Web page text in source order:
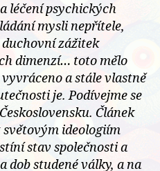
léčení psychických
mysli nepřítele,
zážitek
dimenzí… toto mělo
a stále vlastně
je. Podívejme se
Článek
světovým ideologiím
stav společnosti a
dob studené války, a na